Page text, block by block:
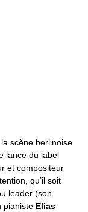
scène berlinoise
lance du label
et compositeur
qu’il soit
leader (son
pianiste Elias